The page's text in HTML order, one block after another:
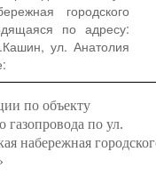
городского
по адресу:
ул. Анатолия
по объекту
газопровода по ул.
набережная